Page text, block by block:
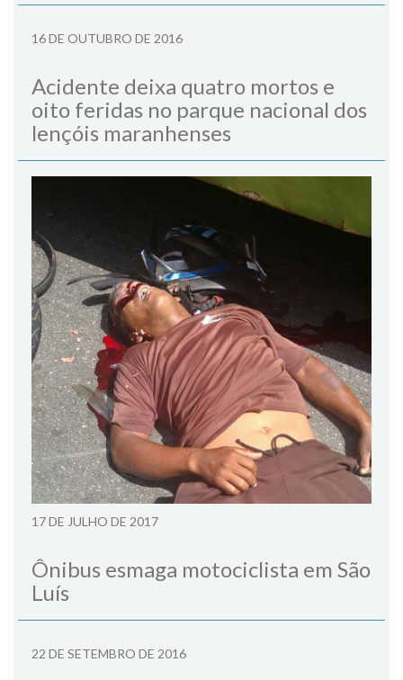
16 DE OUTUBRO DE 2016
Acidente deixa quatro mortos e
oito feridas no parque nacional dos
lençóis maranhenses
17 DE JULHO DE 2017
Ônibus esmaga motociclista em São
Luís
22 DE SETEMBRO DE 2016